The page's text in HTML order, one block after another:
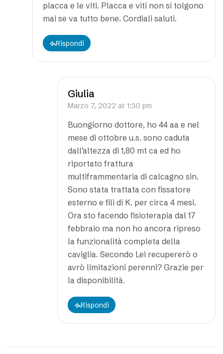
placca e le viti. Placca e viti non si tolgono
mai se va tutto bene. Cordiali saluti.
Rispondi
Giulia
Marzo 7, 2022 at 1:30 pm
Buongiorno dottore, ho 44 aa e nel
mese di ottobre u.s. sono caduta
dall’altezza di 1,80 mt ca ed ho
riportato frattura
multiframmentaria di calcagno sin.
Sono stata trattata con fissatore
esterno e fili di K. per circa 4 mesi.
Ora sto facendo fisioterapia dal 17
febbraio ma non ho ancora ripreso
la funzionalità completa della
caviglia. Secondo Lei recupererò o
avrò limitazioni perenni? Grazie per
la disponibilità.
Rispondi